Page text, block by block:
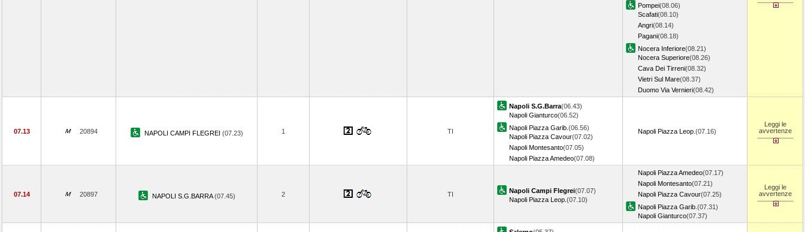
Pompei(08.06)
Scafati(08.10)
Angri(08.14)
Pagani(08.18)
Nocera Inferiore(08.21)
Nocera Superiore(08.26)
Cava Dei Tirreni(08.32)
Vietri Sul Mare(08.37)
Duomo Via Vernieri(08.42)
07.13 20894 NAPOLI CAMPI FLEGREI (07.23) 1 TI
Napoli S.G.Barra(06.43)
Napoli Gianturco(06.52)
Napoli Piazza Garib. (06.56)
Napoli Piazza Cavour(07.02)
Napoli Montesanto(07.05)
Napoli Piazza Amedeo(07.08)
Napoli Piazza Leop. (07.16)
Leggi le
avvertenze
07.14 20897 NAPOLI S.G.BARRA(07.45) 2 TI Napoli Campi Flegrei(07.07)
Napoli Piazza Leop. (07.10)
Napoli Piazza Amedeo(07.17)
Napoli Montesanto(07.21)
Napoli Piazza Cavour(07.25)
Napoli Piazza Garib. (07.31)
Napoli Gianturco(07.37)
Leggi le
avvertenze